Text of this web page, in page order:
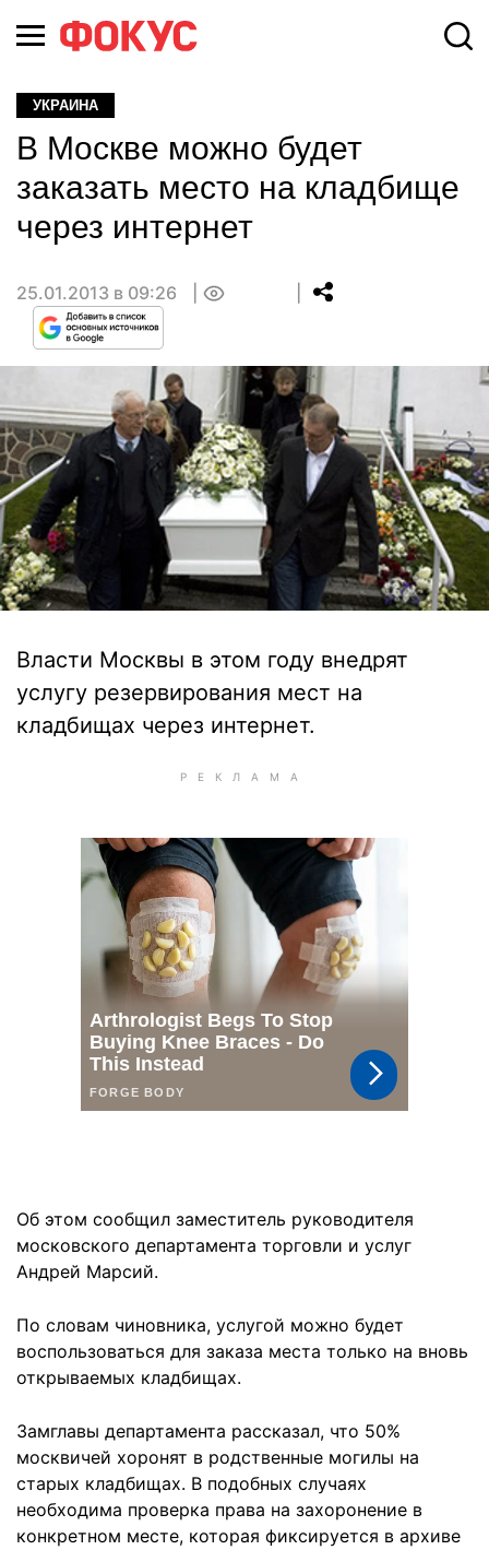
УКРАИНА
В Москве можно будет
заказать место на кладбище
через интернет
25.01.2013 в 09:26
Власти Москвы в этом году внедрят
услугу резервирования мест на
кладбищах через интернет.
Об этом сообщил заместитель руководителя
московского департамента торговли и услуг
Андрей Марсий.
По словам чиновника, услугой можно будет
воспользоваться для заказа места только на вновь
открываемых кладбищах.
Замглавы департамента рассказал, что 50%
москвичей хоронят в родственные могилы на
старых кладбищах. В подобных случаях
необходима проверка права на захоронение в
конкретном месте, которая фиксируется в архиве